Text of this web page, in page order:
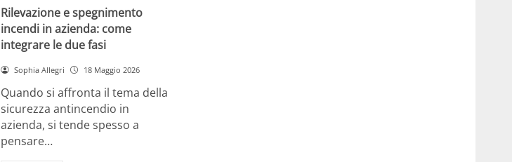
Rilevazione e spegnimento
incendi in azienda: come
integrare le due fasi
Sophia Allegri 18 Maggio 2026
Quando si affronta il tema della
sicurezza antincendio in
azienda, si tende spesso a
pensare…